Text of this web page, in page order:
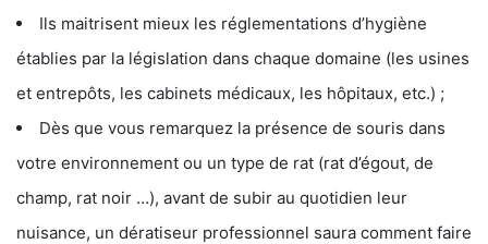
Ils maitrisent mieux les réglementations d’hygiène
établies par la législation dans chaque domaine (les usines
et entrepôts, les cabinets médicaux, les hôpitaux, etc.) ;
Dès que vous remarquez la présence de souris dans
votre environnement ou un type de rat (rat d’égout, de
champ, rat noir …), avant de subir au quotidien leur
nuisance, un dératiseur professionnel saura comment faire